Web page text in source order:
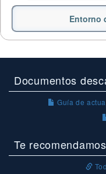
Entorno
Documentos
Guía de
Te recomendamos